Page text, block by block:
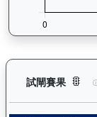
試閘賽果